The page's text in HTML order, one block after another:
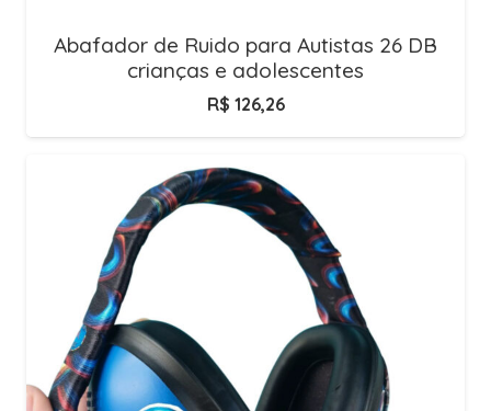
Abafador de Ruido para Autistas 26 DB
crianças e adolescentes
R$ 126,26